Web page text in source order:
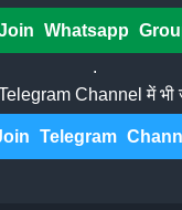
Whatsapp
.
Channel में
Telegram